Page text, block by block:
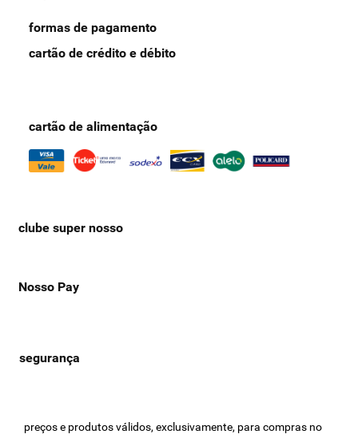
formas de pagamento
cartão de crédito e débito
cartão de alimentação
clube super nosso
Nosso Pay
preços e produtos válidos, exclusivamente, para compras no